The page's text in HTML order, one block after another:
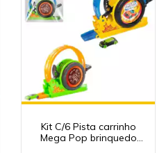
Kit C/6 Pista carrinho
Mega Pop brinquedo